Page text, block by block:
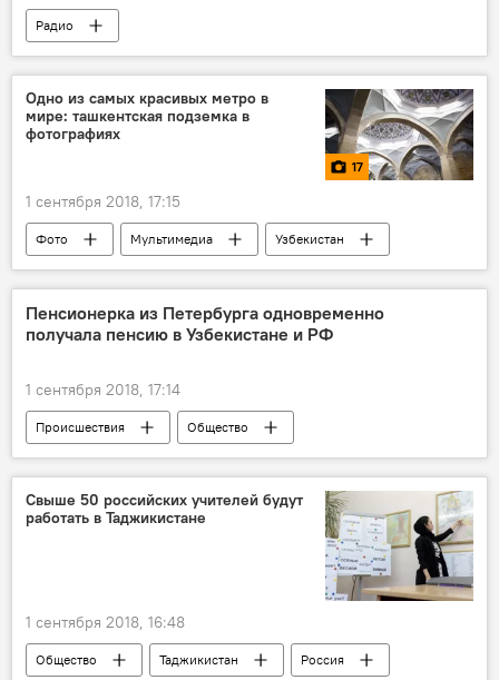
Радио
Одно из самых красивых метро в
мире: ташкентская подземка в
фотографиях
17
1 сентября 2018, 17:15
Фото Мультимедиа
Узбекистан
Ташкент
Метро
Ташкентский метрополитен
Узбекистан — звезда советского Востока
Пенсионерка из Петербурга одновременно
получала пенсию в Узбекистане и РФ
1 сентября 2018, 17:14
Происшествия Общество
Свыше 50 российских учителей будут
работать в Таджикистане
1 сентября 2018, 16:48
Общество Таджикистан Россия